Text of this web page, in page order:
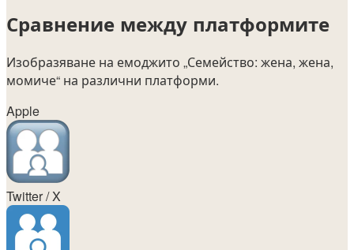
Сравнение между платформите
Изобразяване на емоджито „Семейство: жена, жена,
момиче“ на различни платформи.
Apple
Twitter / X